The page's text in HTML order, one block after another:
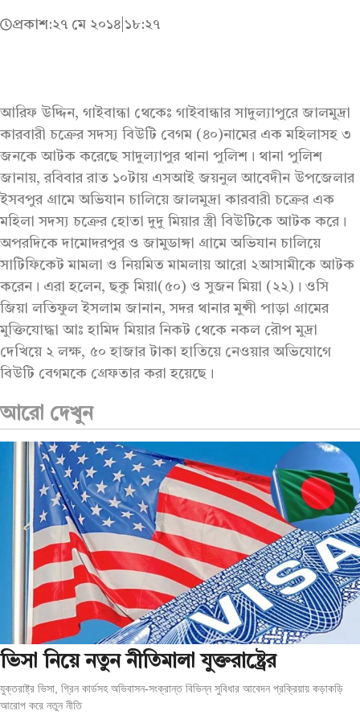
প্রকাশ:২৭ মে ২০১৪ ১৮:২৭
আরিফ উদ্দিন, গাইবান্ধা থেকেঃ গাইবান্ধার সাদুল্যাপুরে জালমুদ্রা
কারবারী চক্রের সদস্য বিউটি বেগম (৪০)নামের এক মহিলাসহ ৩
জনকে আটক করেছে সাদুল্যাপুর থানা পুলিশ। থানা পুলিশ
জানায়, রবিবার রাত ১০টায় এসআই জয়নুল আবেদীন উপজেলার
ইসবপুর গ্রামে অভিযান চালিয়ে জালমুদ্রা কারবারী চক্রের এক
মহিলা সদস্য চক্রের হোতা দুদু মিয়ার স্ত্রী বিউটিকে আটক করে।
অপরদিকে দামোদরপুর ও জামুডাঙ্গা গ্রামে অভিযান চালিয়ে
সাটিফিকেট মামলা ও নিয়মিত মামলায় আরো ২আসামীকে আটক
করেন। এরা হলেন, ছকু মিয়া(৫০) ও সুজন মিয়া (২২)। ওসি
জিয়া লতিফুল ইসলাম জানান, সদর থানার মুন্সী পাড়া গ্রামের
মুক্তিযোদ্ধা আঃ হামিদ মিয়ার নিকট থেকে নকল রৌপ মুদ্রা
দেখিয়ে ২ লক্ষ, ৫০ হাজার টাকা হাতিয়ে নেওয়ার অভিযোগে
বিউটি বেগমকে গ্রেফতার করা হয়েছে।
আরো দেখুন
ভিসা নিয়ে নতুন নীতিমালা যুক্তরাষ্ট্রের
যুক্তরাষ্ট্র ভিসা, গ্রিন কার্ডসহ অভিবাসন-সংক্রান্ত বিভিন্ন সুবিধার আবেদন প্রক্রিয়ায় কড়াকড়ি
আরোপ করে নতুন নীতি